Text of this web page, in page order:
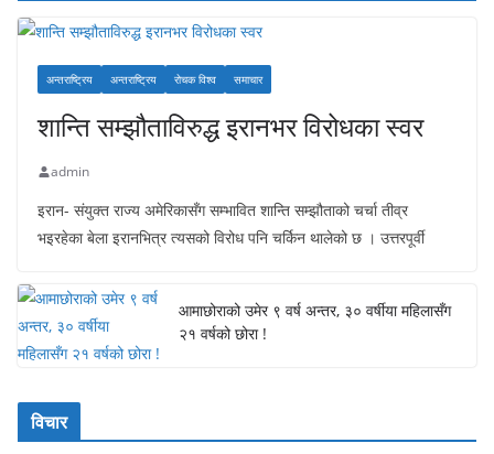
अन्तराष्ट्रिय अन्तराष्ट्रिय रोचक विश्व समाचार
शान्ति सम्झौताविरुद्ध इरानभर विरोधका स्वर
admin
इरान- संयुक्त राज्य अमेरिकासँग सम्भावित शान्ति सम्झौताको चर्चा तीव्र
भइरहेका बेला इरानभित्र त्यसको विरोध पनि चर्किन थालेको छ । उत्तरपूर्वी
आमाछोराको उमेर ९ वर्ष अन्तर, ३० वर्षीया महिलासँग
२१ वर्षको छोरा !
विचार